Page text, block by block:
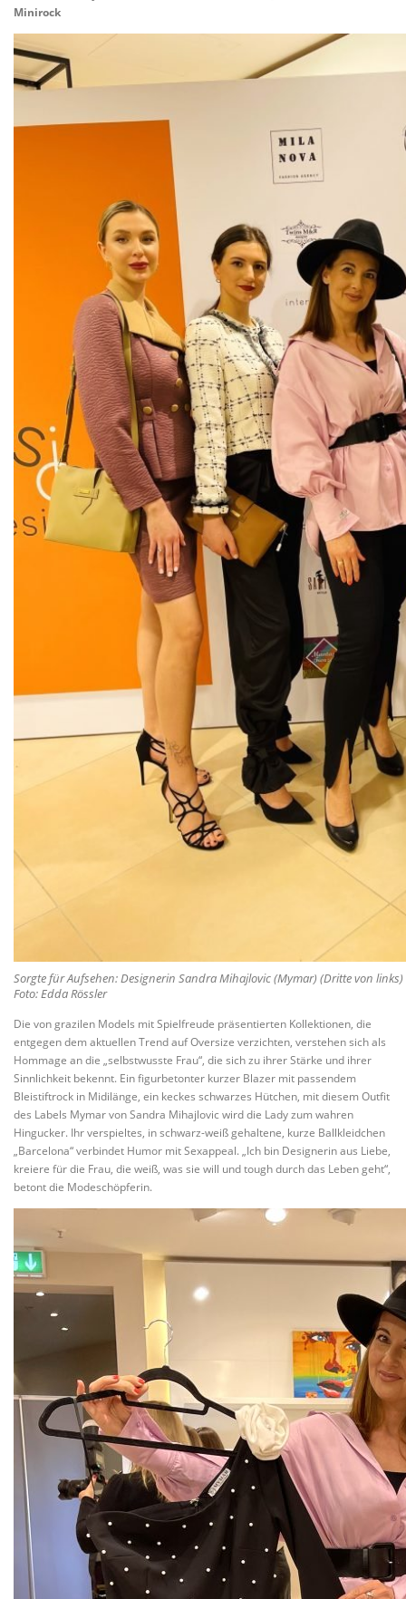
Minirock
Sorgte für Aufsehen: Designerin Sandra Mihajlovic (Mymar) (Dritte von
Foto: Edda Rössler
Die von grazilen Models mit Spielfreude präsentierten Kollektionen, die
entgegen dem aktuellen Trend auf Oversize verzichten, verstehen sich als
Hommage an die „selbstwusste Frau“, die sich zu ihrer Stärke und ihrer
Sinnlichkeit bekennt. Ein figurbetonter kurzer Blazer mit passendem
Bleistiftrock in Midilänge, ein keckes schwarzes Hütchen, mit diesem Outfit
des Labels Mymar von Sandra Mihajlovic wird die Lady zum wahren
Hingucker. Ihr verspieltes, in schwarz-weiß gehaltene, kurze Ballkleidchen
„Barcelona“ verbindet Humor mit Sexappeal. „Ich bin Designerin aus Liebe,
kreiere für die Frau, die weiß, was sie will und tough durch das Leben geht“,
betont die Modeschöpferin.